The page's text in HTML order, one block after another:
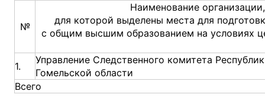
№
Наименование организации,
для которой выделены места для
с общим высшим образованием на условиях
1.
Управление Следственного комитета
Гомельской области
Всего